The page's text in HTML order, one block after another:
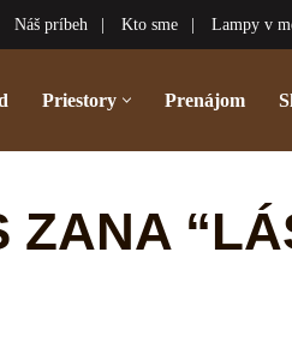
Náš príbeh Kto sme Lampy v
Priestory Prenájom
ZANA